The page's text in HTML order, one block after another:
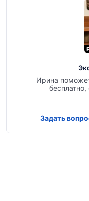
Ирина
Задать